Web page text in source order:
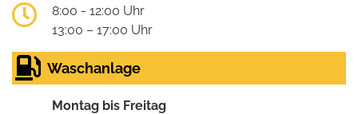
8:00 - 12:00 Uhr
13:00 – 17:00 Uhr
Waschanlage
Montag bis Freitag